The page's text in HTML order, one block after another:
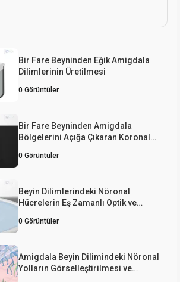
Bir Fare Beyninden Eğik Amigdala
Dilimlerinin Üretilmesi
0 Görüntüler
Bir Fare Beyninden Amigdala
Bölgelerini Açığa Çıkaran Koronal
0 Görüntüler
Beyin Dilimlerindeki Nöronal
Hücrelerin Eş Zamanlı Optik ve
0 Görüntüler
Amigdala Beyin Dilimindeki Nöronal
Yolların Görselleştirilmesi ve